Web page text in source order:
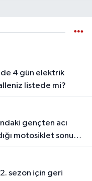
listede mi?
motosiklet sonu